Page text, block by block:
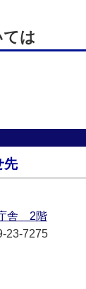
ては
先
舎 2階
23-7275